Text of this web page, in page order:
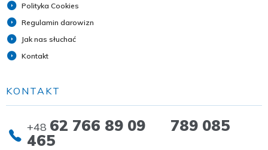
Polityka Cookies
Regulamin darowizn
Jak nas słuchać
Kontakt
KONTAKT
+48 62 766 89 09 789 085
465